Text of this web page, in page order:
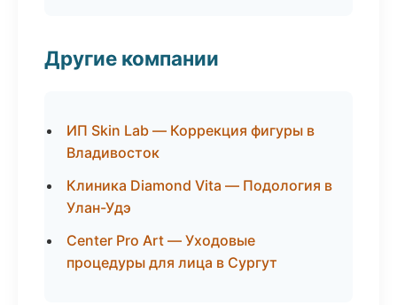
Другие компании
ИП Skin Lab — Коррекция фигуры в
Владивосток
Клиника Diamond Vita — Подология в
Улан-Удэ
Center Pro Art — Уходовые
процедуры для лица в Сургут